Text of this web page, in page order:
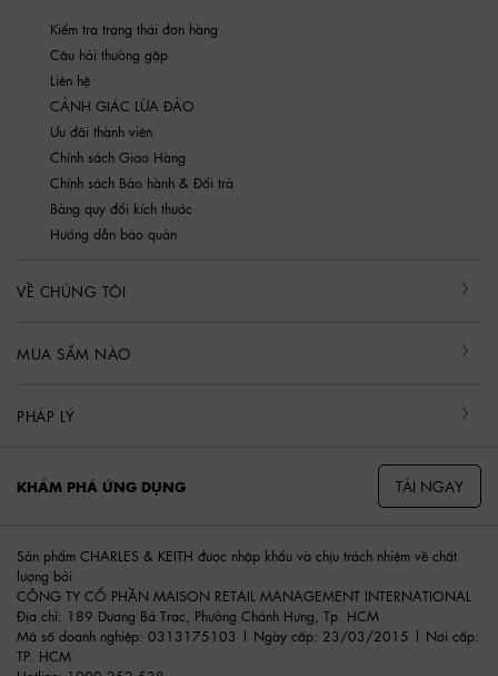
Kiểm tra trạng thái đơn hàng
Câu hỏi thường gặp
Liên hệ
CẢNH GIÁC LỪA ĐẢO
Ưu đãi thành viên
Chính sách Giao Hàng
Chính sách Bảo hành & Đổi trả
Bảng quy đổi kích thước
Hướng dẫn bảo quản
VỀ CHÚNG TÔI
MUA SẮM NÀO
PHÁP LÝ
KHÁM PHÁ ỨNG DỤNG TẢI NGAY
Sản phẩm CHARLES & KEITH được nhập khẩu và chịu trách nhiệm về chất
lượng bởi
CÔNG TY CỔ PHẦN MAISON RETAIL MANAGEMENT INTERNATIONAL
Địa chỉ: 189 Dương Bá Trạc, Phường Chánh Hưng, Tp. HCM
Mã số doanh nghiệp: 0313175103 | Ngày cấp: 23/03/2015 | Nơi cấp:
TP. HCM